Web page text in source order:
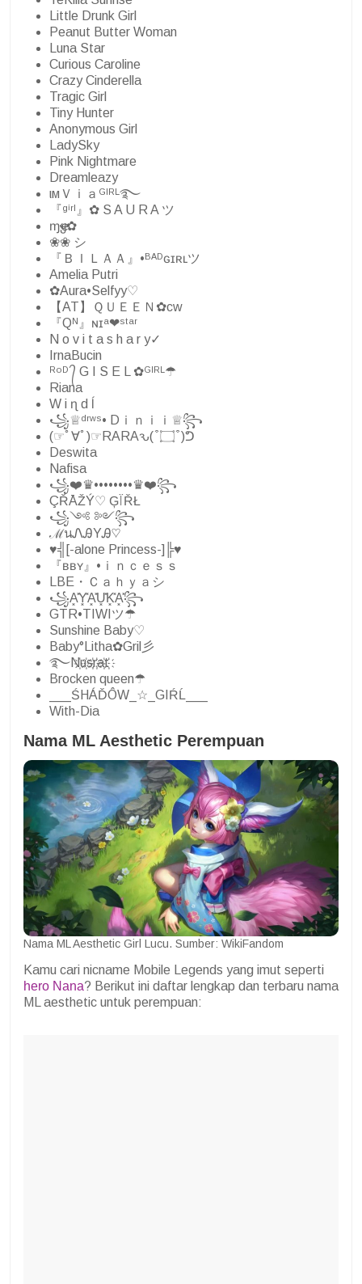
Little Drunk Girl
Peanut Butter Woman
Luna Star
Curious Caroline
Crazy Cinderella
Tragic Girl
Tiny Hunter
Anonymous Girl
LadySky
Pink Nightmare
Dreamleazy
ιмＶｉａᴳᴵᴿᴸ࿐
『ᵍⁱʳˡ』✿ S A U R A ツ
ɱҽყ✿
❀❀ シ︎
『ＢＩＬＡＡ』•ᴮᴬᴰɢɪʀʟツ
Amelia Putri
✿Aura•Selfyy♡
【AT】ＱＵＥＥＮ✿cw
『Qᴺ』ɴɪᵃ❤ˢᵗᵃʳ
N o v i t a s h a r y✓
IrnaBucin
ᴿᵒᴰ ᭄ G I S E L ✿ᴳᴵᴿᴸ☂
Riana
W i ɳ d ĺ
꧁♕︎ᵈʳʷˢ• Dｉｎｉｉ♕︎꧂
(☞ﾟ∀ﾟ)☞RARAԅ( ͒ ۝ ͒ )ᕤ
Deswita
Nafisa
꧁❤️♛••••••••♛❤️꧂
ÇŘĀŽÝ♡ ĢÏŘŁ
꧁༺ ༻꧂
ℳนᏁᎯYᎯ♡
♥╣[-alone Princess-]╠♥
『ʙʙʏ』•ｉｎｃｅｓｓ
LBE・Ｃａｈｙａシ
꧁A͓̽Y͓̽A͓̽U͓̽K͓̽A͓̽꧂
GTR•TIWIツ☂
Sunshine Baby♡
Baby°Litha✿Gril彡
࿐N҉u҉s҉r҉a҉t҉
Brocken queen☂
___ŚHÁĎÔW_☆_GIŔĹ___
With-Dia
Nama ML Aesthetic Perempuan
Nama ML Aesthetic Girl Lucu. Sumber: WikiFandom
Kamu cari nicname Mobile Legends yang imut seperti
hero Nana? Berikut ini daftar lengkap dan terbaru nama
ML aesthetic untuk perempuan: